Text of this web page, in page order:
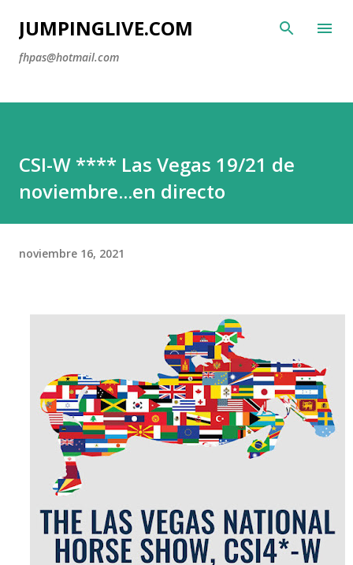
Ir al contenido principal
JUMPINGLIVE.COM
fhpas@hotmail.com
CSI-W **** Las Vegas 19/21 de
noviembre...en directo
noviembre 16, 2021